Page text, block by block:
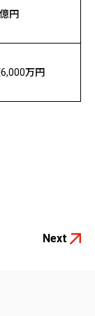
円
6,000万円
Next